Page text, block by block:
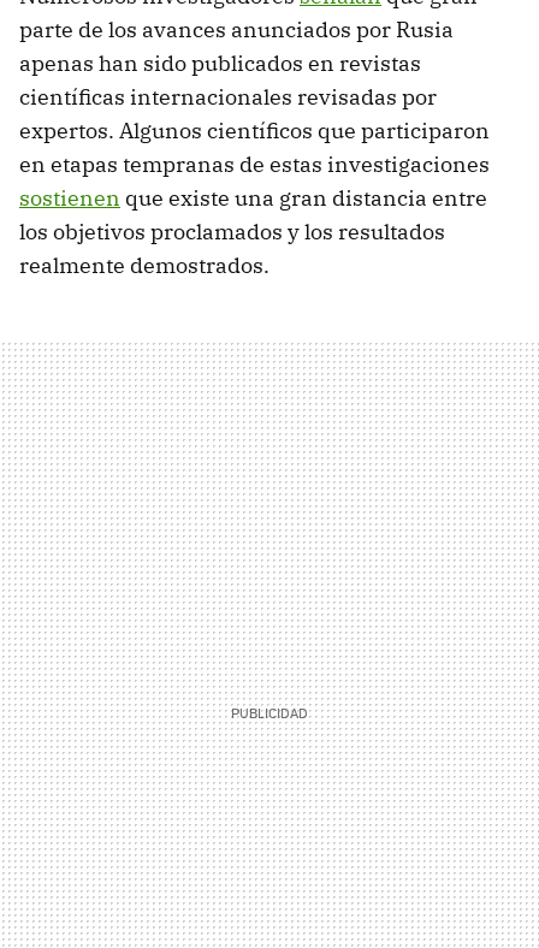
parte de los avances anunciados por Rusia
apenas han sido publicados en revistas
científicas internacionales revisadas por
expertos. Algunos científicos que participaron
en etapas tempranas de estas investigaciones
sostienen que existe una gran distancia entre
los objetivos proclamados y los resultados
realmente demostrados.